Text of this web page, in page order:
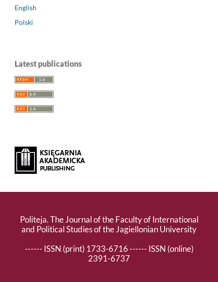
English
Polski
Latest publications
Politeja. The Journal of the Faculty of International
and Political Studies of the Jagiellonian University
------ ISSN (print) 1733-6716 ------ ISSN (online)
2391-6737